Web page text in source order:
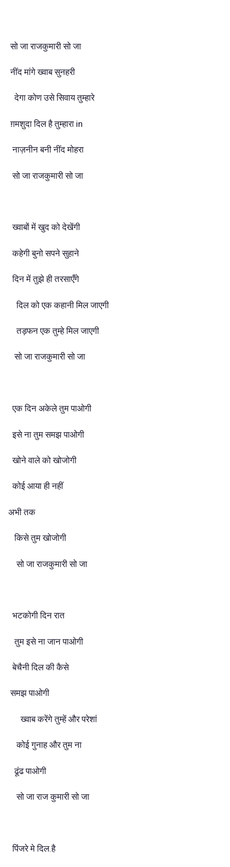
सो जा राजकुमारी सो जा
नींद मांगे ख्वाब सुनहरी
देगा कोण उसे सिवाय तुम्हारे
ग़मशुदा दिल है तुम्हारा in
नाज़नीन बनी नींद मोहरा
सो जा राजकुमारी सो जा
ख्वाबों में खुद को देखेंगी
कहेगी बुनो सपने सुहाने
दिन में तुझे ही तरसाएँगे
दिल को एक कहानी मिल जाएगी
तड़फन एक तुम्हे मिल जाएगी
सो जा राजकुमारी सो जा
एक दिन अकेले तुम पाओगी
इसे ना तुम समझ पाओगी
खोने वाले को खोजोगी
कोई आया ही नहीं
अभी तक
किसे तुम खोजोगी
सो जा राजकुमारी सो जा
भटकोगी दिन रात
तुम इसे ना जान पाओगी
बेचैनी दिल की कैसे
समझ पाओगी
ख्वाब करेंगे तुम्हें और परेशां
कोई गुनाह और तुम ना
ढूंढ पाओगी
सो जा राज कुमारी सो जा
पिंजरे मे दिल.है